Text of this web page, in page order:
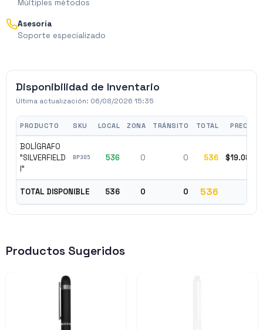
Múltiples métodos
Asesoría
Soporte especializado
Disponibilidad de Inventario
Última actualización: 06/08/2026 15:35
PRODUCTO SKU LOCAL ZONA TRÁNSITO TOTAL PRECIO
BOLÍGRAFO
"SILVERFIELD
I"
BP305 536 0 0 536 $19.080
TOTAL DISPONIBLE 536 0 0 536
Productos Sugeridos